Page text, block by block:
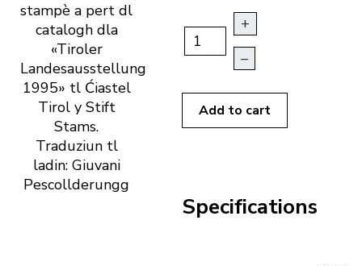
stampè a pert dl
catalogh dla
«Tiroler
Landesausstellung
1995» tl Ćiastel
Tirol y Stift
Stams.
Traduziun tl
ladin: Giuvani
Pescollderungg
+
–
Add to cart
Specifications